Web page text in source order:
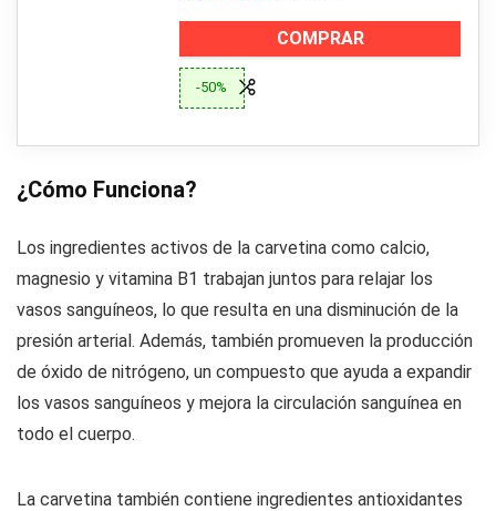
COMPRAR
-50%
¿Cómo Funciona?
Los ingredientes activos de la carvetina como calcio,
magnesio y vitamina B1 trabajan juntos para relajar los
vasos sanguíneos, lo que resulta en una disminución de la
presión arterial. Además, también promueven la producción
de óxido de nitrógeno, un compuesto que ayuda a expandir
los vasos sanguíneos y mejora la circulación sanguínea en
todo el cuerpo.
La carvetina también contiene ingredientes antioxidantes